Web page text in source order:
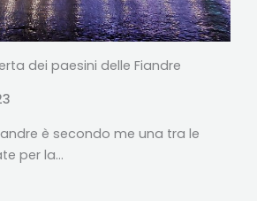
dei paesini delle Fiandre
è secondo me una tra le
per la…